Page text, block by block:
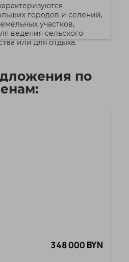
городов и селений,
участков,
ведения сельского
или для отдыха.
по
348 000 BYN